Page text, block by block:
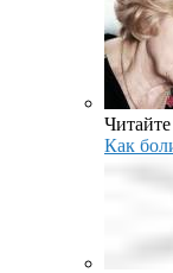
Как